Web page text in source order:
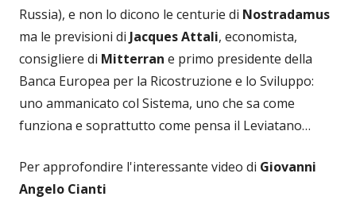
Russia), e non lo dicono le centurie di Nostradamus
ma le previsioni di Jacques Attali, economista,
consigliere di Mitterran e primo presidente della
Banca Europea per la Ricostruzione e lo Sviluppo:
uno ammanicato col Sistema, uno che sa come
funziona e soprattutto come pensa il Leviatano…
Per approfondire l'interessante video di Giovanni
Angelo Cianti